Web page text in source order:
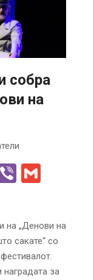
собра
на
Viber
на „Денови на
сакате“ со
наградата за